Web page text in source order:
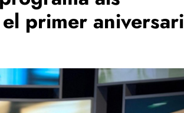
primer aniversari